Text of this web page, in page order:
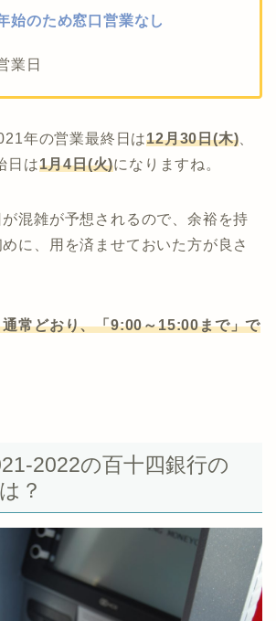
始のため窓口営業なし
業日
年の営業最終日は12月30日(木)
日は1月4日(火)になりますね。
混雑が予想されるので、余裕を持
に、用を済ませておいた方が良さ
常どおり、「9:00～15:00まで」で
2022の百十四銀行の
？